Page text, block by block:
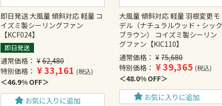
即日発送 大風量 傾斜対応 軽量 コ
イズミ製シーリングファン
【KCF024】
即日発送
通常価格 ¥ 62,480
特別価格
¥33,161 税込
46.9% OFF
お気に入りに追加
大風量 傾斜対応 軽量 羽根変更モ
デル（ナチュラルウッド・シック
ブラウン） コイズミ製シーリン
グファン【KIC110】
通常価格
¥ 75,680
特別価格
¥39,365 税込
48.0% OFF
お気に入りに追加